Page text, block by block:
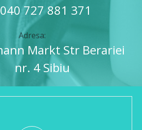
727 881 371
Adresa:
Markt Str Berariei
nr. 4 Sibiu